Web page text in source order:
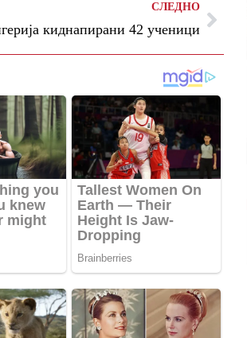
СЛЕДНО
киднапирани 42 ученици